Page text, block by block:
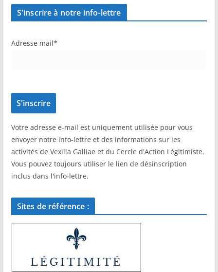
S'inscrire à notre info-lettre
Adresse mail*
Votre adresse e-mail est uniquement utilisée pour vous
envoyer notre info-lettre et des informations sur les
activités de Vexilla Galliae et du Cercle d'Action Légitimiste.
Vous pouvez toujours utiliser le lien de désinscription
inclus dans l'info-lettre.
Sites de référence :